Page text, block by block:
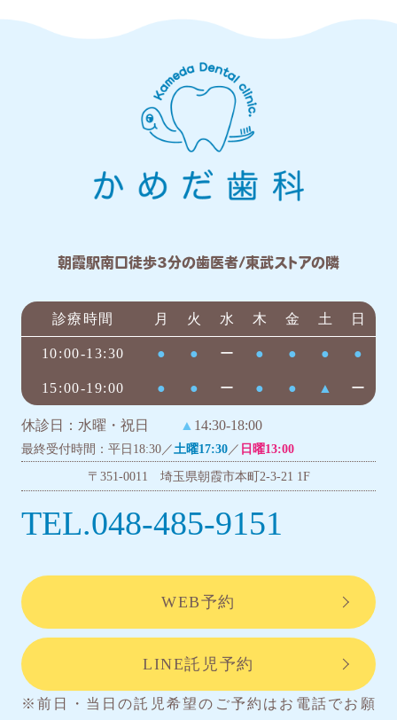
朝霞駅南口徒歩3分の歯医者/東武ストアの隣
診療時間 月 火 水 木 金 土 日
10:00-13:30 ● ● ー ● ● ● ●
15:00-19:00 ● ● ー ● ● ▲ ー
休診日：水曜・祝日 ▲ 14:30-18:00
最終受付時間：平日18:30／ 土曜17:30／ 日曜13:00
〒351-0011 埼玉県朝霞市本町2-3-21 1F
TEL.048-485-9151
WEB予約
LINE託児予約
※前日・当日の託児希望のご予約はお電話でお願